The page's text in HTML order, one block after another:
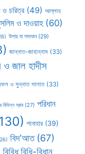
ও চরিত্র(49) আল্লাহ
ও দাওয়াহ(60)
উপায় বা সমাধান(29)
জান্নাত-জাহান্নাম (33)
ও জাল হাদীস
ও সুন্নাত সালাত(33)
বিভিন্ন স্রাব(27) পরিধান
পানাহার (39)
বিদ’আত(67)
বিবিধ বিধি-বিধান